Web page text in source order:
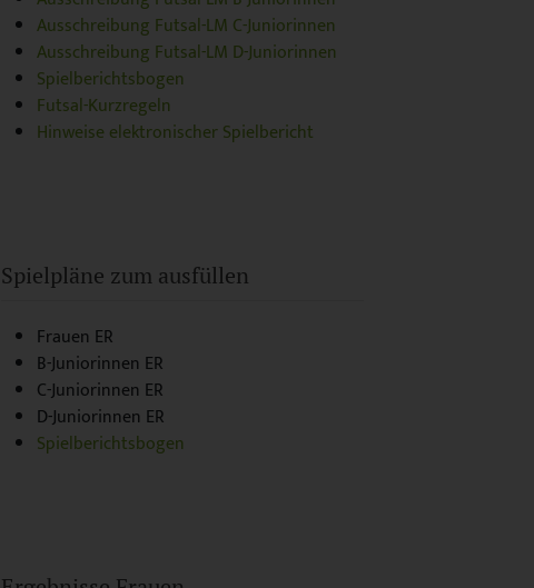
Ausschreibung Futsal-LM C-Juniorinnen
Ausschreibung Futsal-LM D-Juniorinnen
Spielberichtsbogen
Futsal-Kurzregeln
Hinweise elektronischer Spielbericht
Spielpläne zum ausfüllen
Frauen ER
B-Juniorinnen ER
C-Juniorinnen ER
D-Juniorinnen ER
Spielberichtsbogen